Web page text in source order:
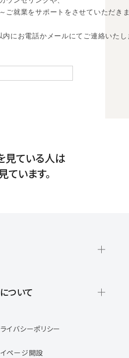
ご就業をサポートをさせていただき
内にお電話かメールにてご連絡いたし
見ている人は
ています。
れついて
イバシーポリシー
ページ開設